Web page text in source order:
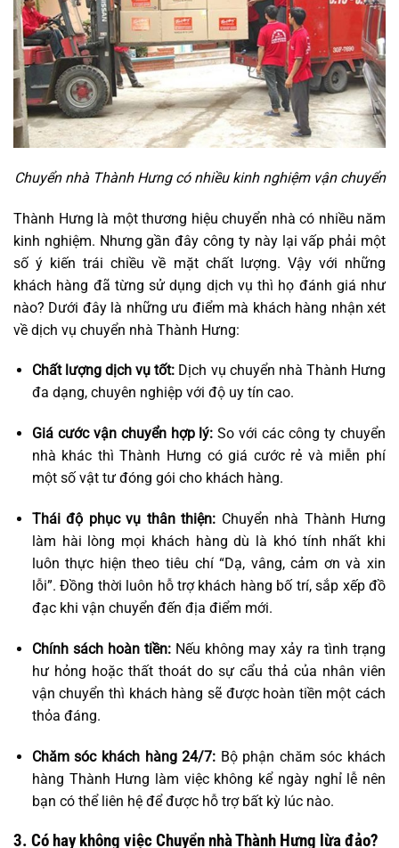
Chuyển nhà Thành Hưng có nhiều kinh nghiệm vận chuyển
Thành Hưng là một thương hiệu chuyển nhà có nhiều năm
kinh nghiệm. Nhưng gần đây công ty này lại vấp phải một
số ý kiến trái chiều về mặt chất lượng. Vậy với những
khách hàng đã từng sử dụng dịch vụ thì họ đánh giá như
nào? Dưới đây là những ưu điểm mà khách hàng nhận xét
về dịch vụ chuyển nhà Thành Hưng:
Chất lượng dịch vụ tốt: Dịch vụ chuyển nhà Thành Hưng
đa dạng, chuyên nghiệp với độ uy tín cao.
Giá cước vận chuyển hợp lý: So với các công ty chuyển
nhà khác thì Thành Hưng có giá cước rẻ và miễn phí
một số vật tư đóng gói cho khách hàng.
Thái độ phục vụ thân thiện: Chuyển nhà Thành Hưng
làm hài lòng mọi khách hàng dù là khó tính nhất khi
luôn thực hiện theo tiêu chí “Dạ, vâng, cảm ơn và xin
lỗi”. Đồng thời luôn hỗ trợ khách hàng bố trí, sắp xếp đồ
đạc khi vận chuyển đến địa điểm mới.
Chính sách hoàn tiền:Nếu không may xảy ra tình trạng
hư hỏng hoặc thất thoát do sự cẩu thả của nhân viên
vận chuyển thì khách hàng sẽ được hoàn tiền một cách
thỏa đáng.
Chăm sóc khách hàng 24/7: Bộ phận chăm sóc khách
hàng Thành Hưng làm việc không kể ngày nghỉ lễ nên
bạn có thể liên hệ để được hỗ trợ bất kỳ lúc nào.
3. Có hay không việc Chuyển nhà Thành Hưng lừa đảo?